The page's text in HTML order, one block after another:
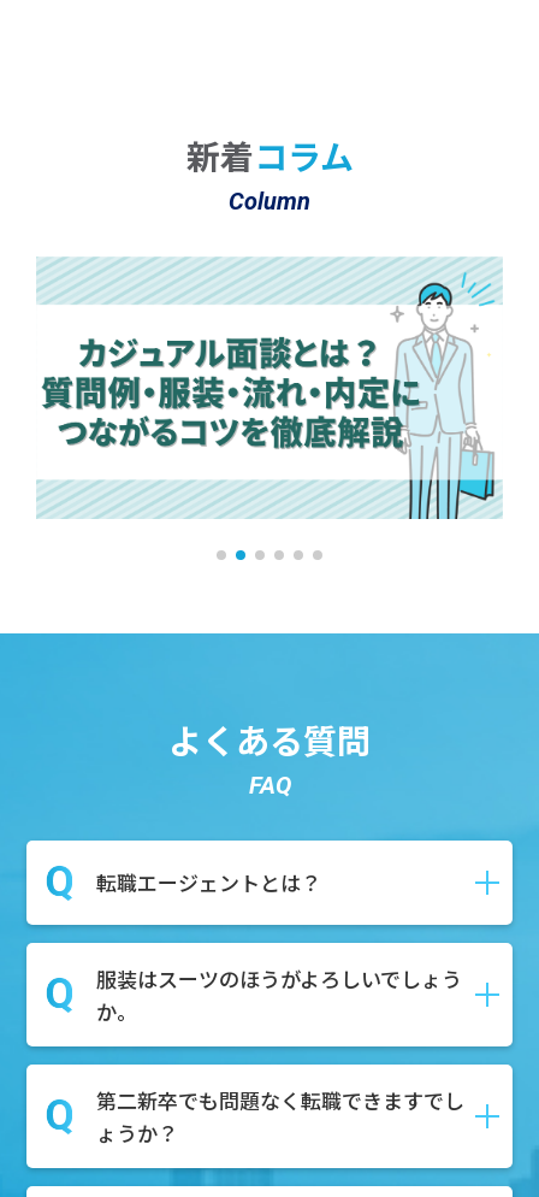
新着コラム
Column
よくある質問
FAQ
転職エージェントとは？
転職や就職の際に、求職者様が新しい仕
事を見つけるためにサポートしてくれる
就活のプロのことです。
職務経歴書の作成など、就活に関わる作
業全般をサポートいたします。
服装はスーツのほうがよろしいでしょう
か。
私服で構いません！お気軽にご参加くだ
さい。
第二新卒でも問題なく転職できますでし
ょうか？